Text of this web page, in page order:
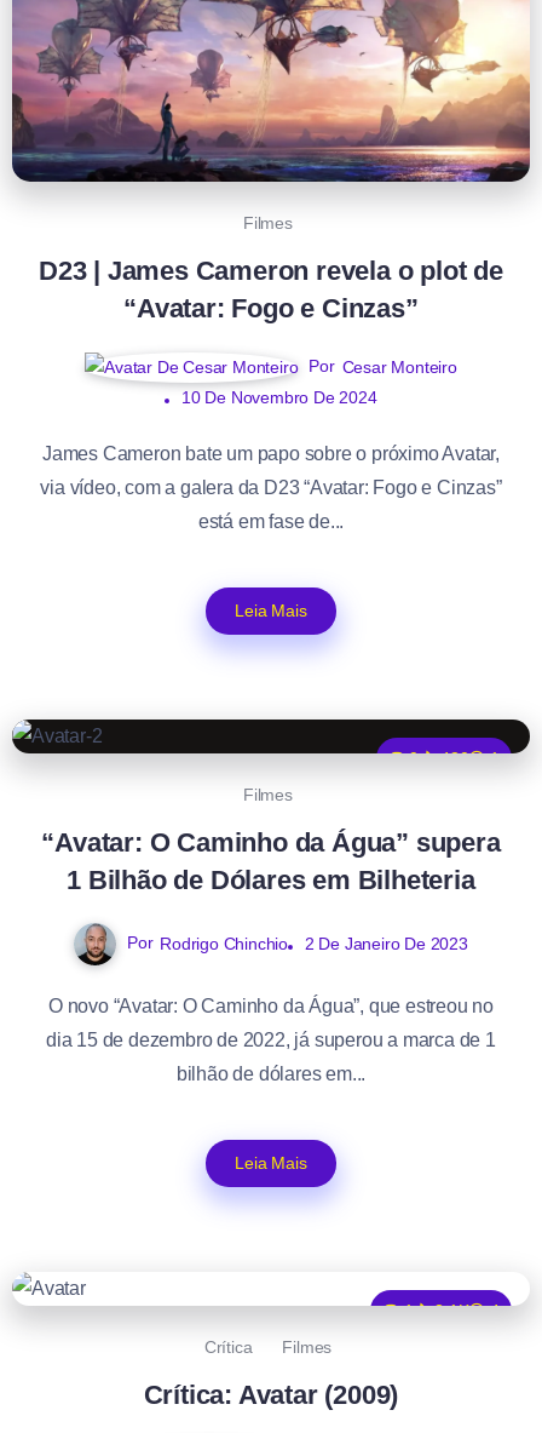
Filmes
D23 | James Cameron revela o plot de
“Avatar: Fogo e Cinzas”
Por Cesar Monteiro
10 De Novembro De 2024
James Cameron bate um papo sobre o próximo Avatar,
via vídeo, com a galera da D23 “Avatar: Fogo e Cinzas”
está em fase de...
Leia Mais
0 480
1
Filmes
“Avatar: O Caminho da Água” supera
1 Bilhão de Dólares em Bilheteria
Por Rodrigo Chinchio 2 De Janeiro De 2023
O novo “Avatar: O Caminho da Água”, que estreou no
dia 15 de dezembro de 2022, já superou a marca de 1
bilhão de dólares em...
Leia Mais
1 3.1K
4
Crítica
Filmes
Crítica: Avatar (2009)